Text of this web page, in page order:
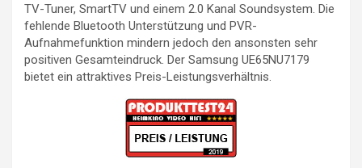
TV-Tuner, SmartTV und einem 2.0 Kanal Soundsystem. Die
fehlende Bluetooth Unterstützung und PVR-
Aufnahmefunktion mindern jedoch den ansonsten sehr
positiven Gesamteindruck. Der Samsung UE65NU7179
bietet ein attraktives Preis-Leistungsverhältnis.